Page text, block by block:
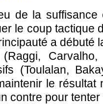
de la
le coup tactique
a débuté
(Toulalan,
le résultat
contre pour